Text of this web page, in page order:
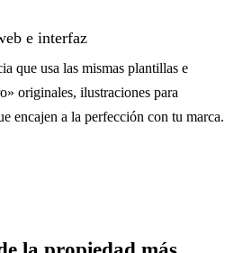
e interfaz
que usa las mismas plantillas e
originales, ilustraciones para
encajen a la perfección con tu marca.